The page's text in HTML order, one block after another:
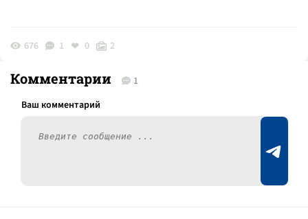
676 1 0 2
Комментарии 1